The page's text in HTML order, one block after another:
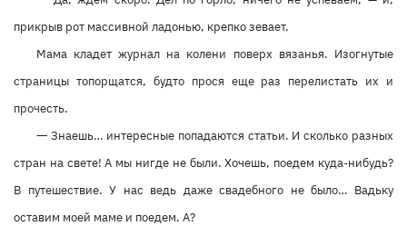
прикрыв рот массивной ладонью, крепко зевает.
Мама кладет журнал на колени поверх вязанья. Изогнутые
страницы топорщатся, будто прося еще раз перелистать их и
прочесть.
—Знаешь… интересные попадаются статьи. И сколько разных
стран на свете! А мы нигде не были. Хочешь, поедем куда-нибудь?
В путешествие. У нас ведь даже свадебного не было… Вадьку
оставим моей маме и поедем. А?